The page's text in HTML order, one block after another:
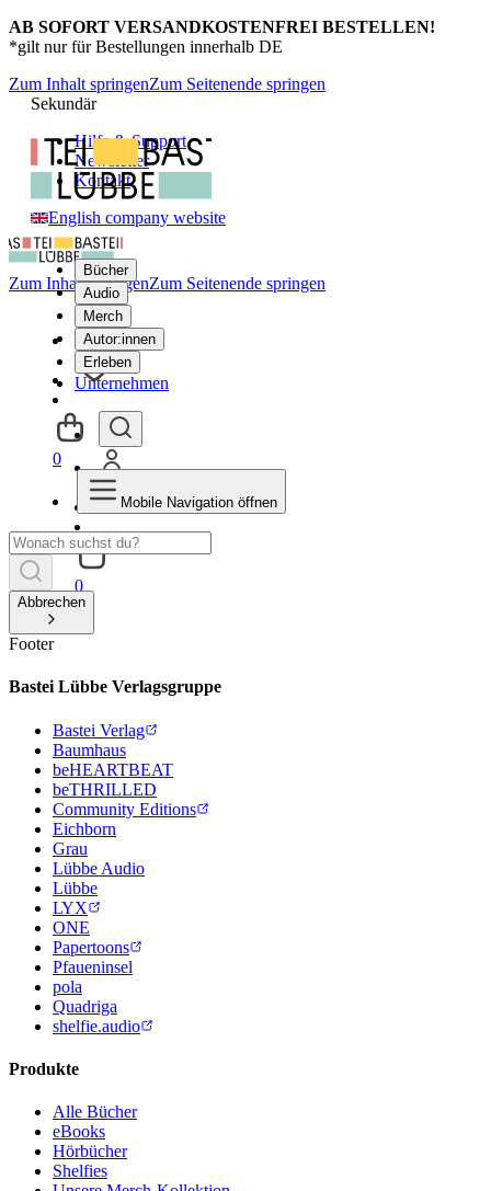
AB SOFORT VERSANDKOSTENFREI BESTELLEN!
*gilt nur für Bestellungen innerhalb DE
Zum Inhalt springenZum Seitenende springen
Sekundär
Hilfe & Support
Newsletter
Kontakt
English company website
Bücher
Audio
Merch
Autor:innen
Erleben
Unternehmen
0
Zum Inhalt springenZum Seitenende springen
0
Mobile Navigation öffnen
Abbrechen
Footer
Bastei Lübbe Verlagsgruppe
Bastei Verlag
Baumhaus
beHEARTBEAT
beTHRILLED
Community Editions
Eichborn
Grau
Lübbe Audio
Lübbe
LYX
ONE
Papertoons
Pfaueninsel
pola
Quadriga
shelfie.audio
Produkte
Alle Bücher
eBooks
Hörbücher
Shelfies